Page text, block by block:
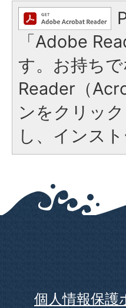
「Adobe
す。お持ち
Reader（
ンをクリッ
し、インス
個人情報保護